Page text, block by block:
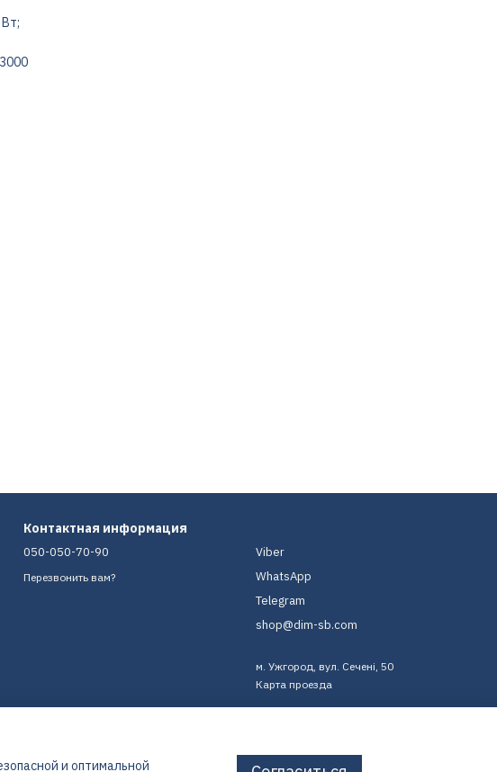
Контактная информация
050-050-70-90
Перезвонить вам?
Viber
WhatsApp
Telegram
shop@dim-sb.com
м. Ужгород, вул. Сечені, 50
Карта проезда
и оптимальной